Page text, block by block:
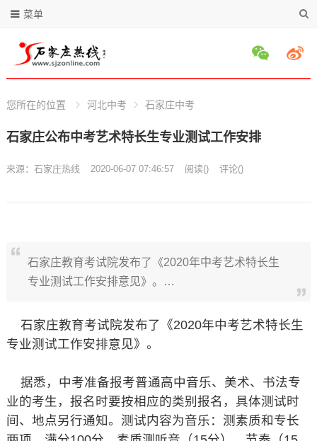
菜单
您所在的位置 河北中考 石家庄中考
石家庄公布中考艺术特长生专业测试工作安排
来源： 石家庄热线 2020-06-07 07:46:57 阅读() 评论()
石家庄教育考试院发布了《2020年中考艺术特长生
专业测试工作安排意见》。…
石家庄教育考试院发布了《2020年中考艺术特长生
专业测试工作安排意见》。
据悉，中考准备报考普通高中音乐、美术、书法专
业的考生，报名时要按相应的类别报名，具体测试时
间、地点另行通知。测试内容为音乐：测素质和专长